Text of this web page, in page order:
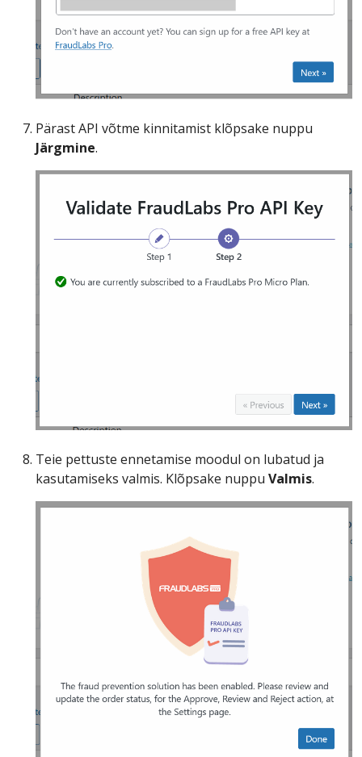
Pärast API võtme kinnitamist klõpsake nuppu
Järgmine.
Teie pettuste ennetamise moodul on lubatud ja
kasutamiseks valmis. Klõpsake nuppu Valmis.